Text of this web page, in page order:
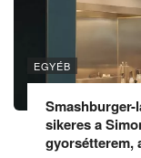
EGYÉB
sikeres a
gyorsétterem,